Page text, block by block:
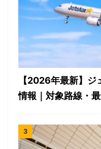
【2026年最新】
情報｜対象路線・